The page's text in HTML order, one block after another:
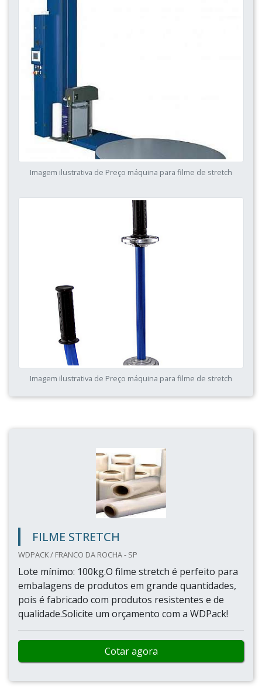
Imagem ilustrativa de Preço máquina para filme de stretch
Imagem ilustrativa de Preço máquina para filme de stretch
FILME STRETCH
WDPACK / FRANCO DA ROCHA - SP
Lote mínimo: 100kg.O filme stretch é perfeito para
embalagens de produtos em grande quantidades,
pois é fabricado com produtos resistentes e de
qualidade.Solicite um orçamento com a WDPack!
Cotar agora